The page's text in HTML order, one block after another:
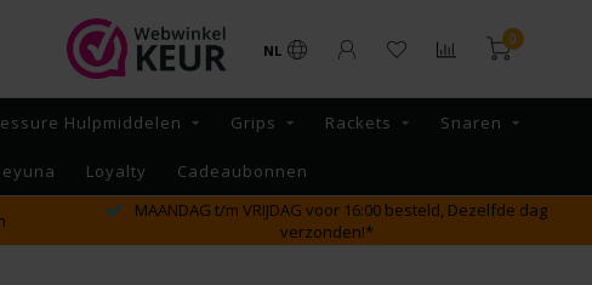
NL
0
Hulpmiddelen Grips Rackets Snaren
Loyalty Cadeaubonnen
MAANDAG t/m VRIJDAG voor 16:00 besteld, Dezelfde dag
verzonden!*